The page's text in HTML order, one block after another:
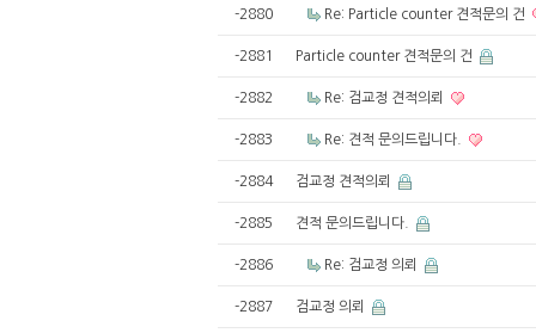
-2880 Re: Particle counter 견적문의 건
-2881 Particle counter 견적문의 건
-2882 Re: 검교정 견적의뢰
-2883 Re: 견적 문의드립니다.
-2884 검교정 견적의뢰
-2885 견적 문의드립니다.
-2886 Re: 검교정 의뢰
-2887 검교정 의뢰